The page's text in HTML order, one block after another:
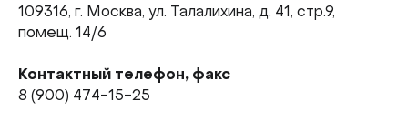
109316, г. Москва, ул. Талалихина, д. 41, стр.9,
помещ. 14/6
Контактный телефон, факс
8 (900) 474-15-25